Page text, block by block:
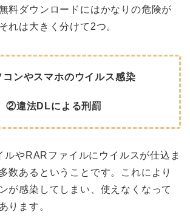
料ダウンロードにはかなりの危険が
れは大きく分けて2つ。
ンやスマホのウイルス感染
②違法DLによる刑罰
ルやRARファイルにウイルスが仕込ま
数あるということです。これにより
が感染してしまい、使えなくなって
ります。